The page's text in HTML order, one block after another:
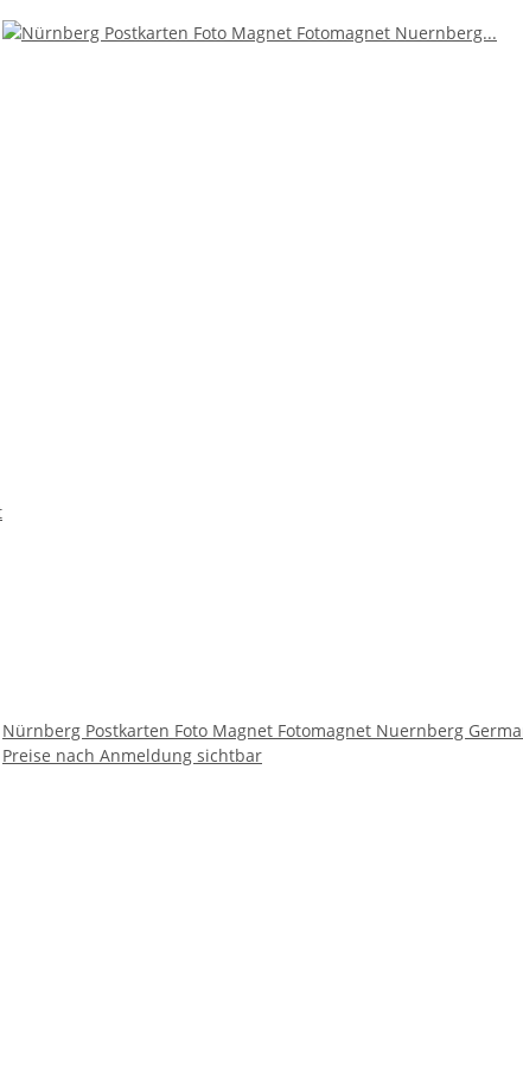
Nürnberg Postkarten Foto Magnet Fotomagnet Nuernberg
Preise nach Anmeldung sichtbar